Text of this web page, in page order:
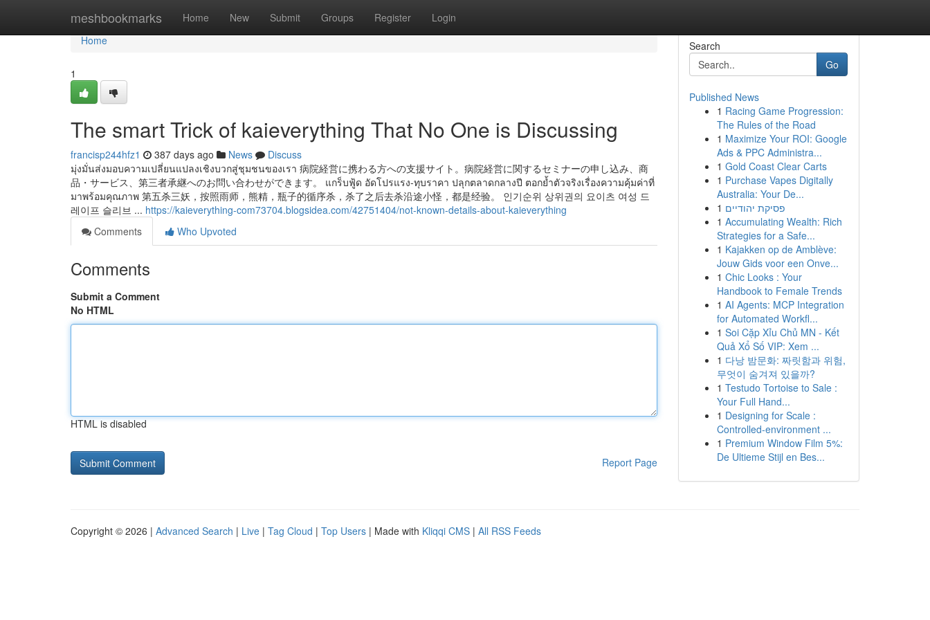
meshbookmarks Home New Submit Groups Register Login
Home
Home
1
The smart Trick of kaieverything That No One is Discussing
francisp244hfz1 387 days ago News
Discuss
มุ่งมั่นส่งมอบความเปลี่ยนแปลงเชิงบวกสู่ชุมชนของเรา 病院経営に携わる方への支援サイト。病院経営に関するセミナーの申し込み、商
品・サービス、第三者承継へのお問い合わせができます。 แกร็บฟู้ด อัดโปรแรง-ทุบราคา ปลุกตลาดกลางปี ตอกย้ำตัวจริงเรื่องความคุ้มค่าที่
มาพร้อมคุณภาพ 第五杀三妖，按照雨师，熊精，瓶子的循序杀，杀了之后去杀沿途小怪，都是经验。 인기순위 상위권의 요이츠 여성 드
레이프 슬리브 ... https://kaieverything-com73704.blogsidea.com/42751404/not-known-details-about-kaieverything
Comments
Who Upvoted
Comments
Submit a Comment
No HTML
HTML is disabled
Report Page
Search
Go
Published News
1 Racing Game Progression:
The Rules of the Road
1 Maximize Your ROI: Google
Ads & PPC Administra...
1 Gold Coast Clear Carts
1 Purchase Vapes Digitally
Australia: Your De...
1 פסיקת יהודיים
1 Accumulating Wealth: Rich
Strategies for a Safe...
1 Kajakken op de Amblève:
Jouw Gids voor een Onve...
1 Chic Looks : Your
Handbook to Female Trends
1 AI Agents: MCP Integration
for Automated Workfl...
1 Soi Cặp Xỉu Chủ MN - Kết
Quả Xổ Số VIP: Xem ...
1 다낭 밤문화: 짜릿함과 위험,
무엇이 숨겨져 있을까?
1 Testudo Tortoise to Sale :
Your Full Hand...
1 Designing for Scale :
Controlled-environment ...
1 Premium Window Film 5%:
De Ultieme Stijl en Bes...
Copyright © 2026 | Advanced Search | Live | Tag Cloud | Top Users | Made with Kliqqi CMS | All RSS Feeds